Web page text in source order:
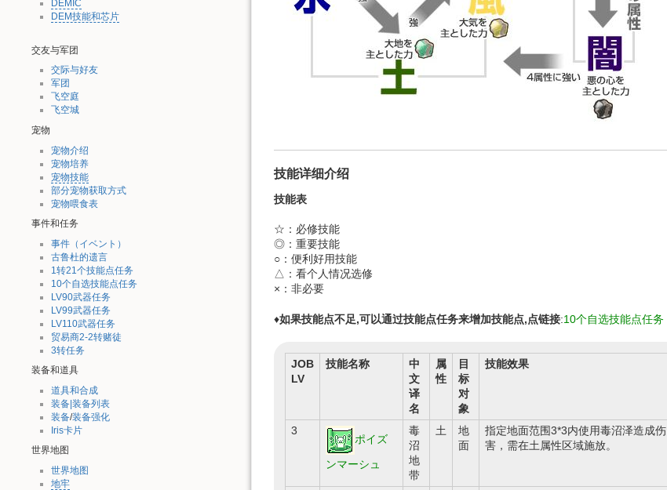
DEMIC
DEM技能和芯片
交友与军团
交际与好友
军团
飞空庭
飞空城
宠物
宠物介绍
宠物培养
宠物技能
部分宠物获取方式
宠物喂食表
事件和任务
事件（イベント）
古鲁杜的遗言
1转21个技能点任务
10个自选技能点任务
LV90武器任务
LV99武器任务
LV110武器任务
贸易商2-2转赌徒
3转任务
装备和道具
道具和合成
装备|装备列表
装备/装备强化
Iris卡片
世界地图
世界地图
地牢
技能详细介绍
技能表
☆：必修技能
◎：重要技能
○：便利好用技能
△：看个人情况选修
×：非必要
♦如果技能点不足,可以通过技能点任务来增加技能点,点链接:10个自选技能点任务
JOB
LV
技能名称
中
文
译
名
属
性
目
标
对
象
技能效果
3
ポイズ
ンマーシュ
毒
沼
地
带
土
地
面
指定地面范围3*3内使用毒沼泽造成伤
害，需在土属性区域施放。